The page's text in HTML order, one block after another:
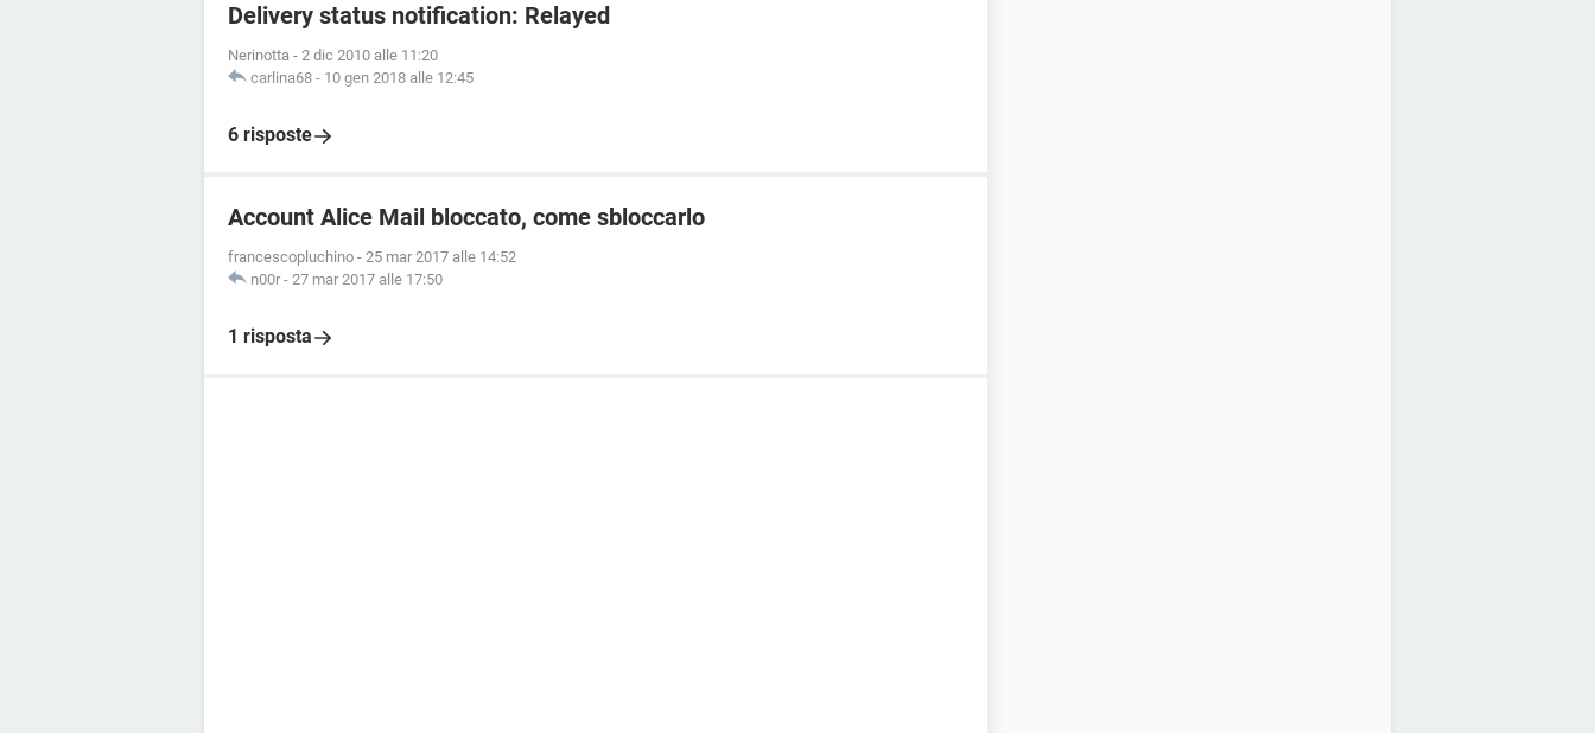
Delivery status notification: Relayed
Nerinotta - 2 dic 2010 alle 11:20
carlina68 - 10 gen 2018 alle 12:45
6 risposte
Account Alice Mail bloccato, come sbloccarlo
francescopluchino - 25 mar 2017 alle 14:52
n00r - 27 mar 2017 alle 17:50
1 risposta